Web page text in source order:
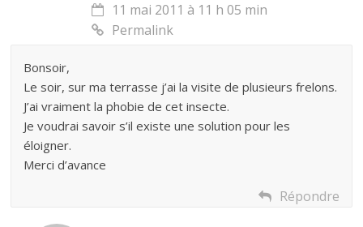
11 mai 2011 à 11 h 05 min
Permalink
Bonsoir,
Le soir, sur ma terrasse j’ai la visite de plusieurs frelons.
J’ai vraiment la phobie de cet insecte.
Je voudrai savoir s’il existe une solution pour les
éloigner.
Merci d’avance
Répondre